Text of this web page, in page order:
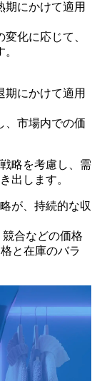
期にかけて適用
化に応じて、
期にかけて適用
、市場内での価
略を考慮し、需
出します。
が、持続的な収
競合などの価格
と在庫のバラ